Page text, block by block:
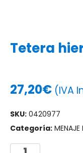
Tetera
27,20€ (IVA
SKU: 0420977
Categoría: